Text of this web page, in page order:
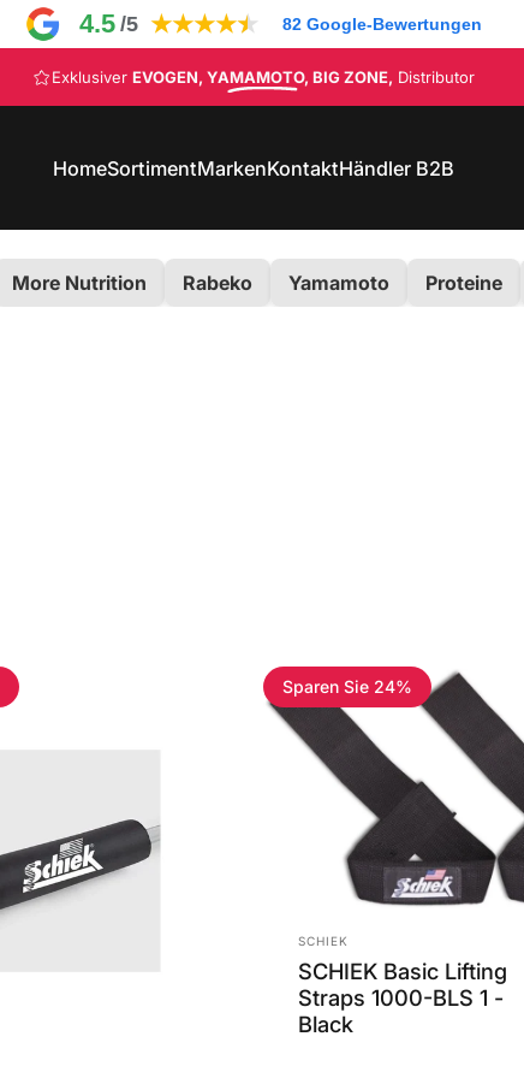
4.5 /5 ★★★★★ 82 Google-Bewertungen
NEUKUNDEN Rabatt 10%,CODE: NEW10
HomeSortimentMarkenKontaktHändler B2B
More Nutrition Rabeko Yamamoto Proteine
Sparen Sie 24%
Anbieter:
SCHIEK
SCHIEK Basic Lifting
Straps 1000-BLS 1 -
Black